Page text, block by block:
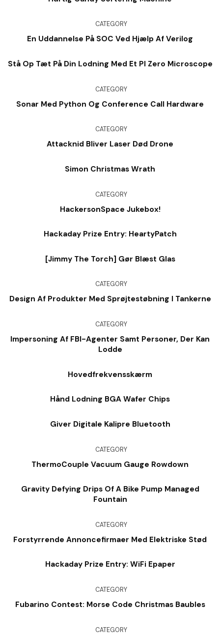
CATEGORY
En Uddannelse På SOC Ved Hjælp Af Verilog
Stå Op Tæt På Din Lodning Med Et PI Zero Microscope
CATEGORY
Sonar Med Python Og Conference Call Hardware
CATEGORY
Attacknid Bliver Laser Død Drone
Simon Christmas Wrath
CATEGORY
HackersonSpace Jukebox!
Hackaday Prize Entry: HeartyPatch
[Jimmy The Torch] Gør Blæst Glas
CATEGORY
Design Af Produkter Med Sprøjtestøbning I Tankerne
CATEGORY
Impersoning Af FBI-Agenter Samt Personer, Der Kan
Lodde
Hovedfrekvensskærm
Hånd Lodning BGA Wafer Chips
Giver Digitale Kalipre Bluetooth
CATEGORY
ThermoCouple Vacuum Gauge Rowdown
Gravity Defying Drips Of A Bike Pump Managed
Fountain
CATEGORY
Forstyrrende Annoncefirmaer Med Elektriske Stød
Hackaday Prize Entry: WiFi Epaper
CATEGORY
Fubarino Contest: Morse Code Christmas Baubles
CATEGORY